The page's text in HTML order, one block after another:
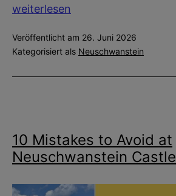
Neuschwanstein
Tour:
What
to
Favorite
Castle
weiterlesen
Veröffentlicht am 26. Juni 2026
Kategorisiert als Neuschwanstein
10 Mistakes to Avoid at
Neuschwanstein Castle